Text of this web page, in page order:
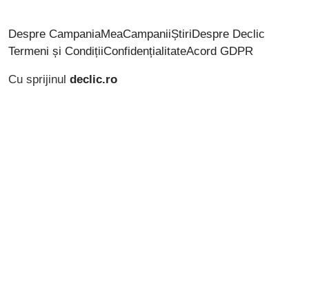
Despre CampaniaMeaCampaniiȘtiriDespre Declic
Termeni și CondițiiConfidențialitateAcord GDPR
Cu sprijinul declic.ro